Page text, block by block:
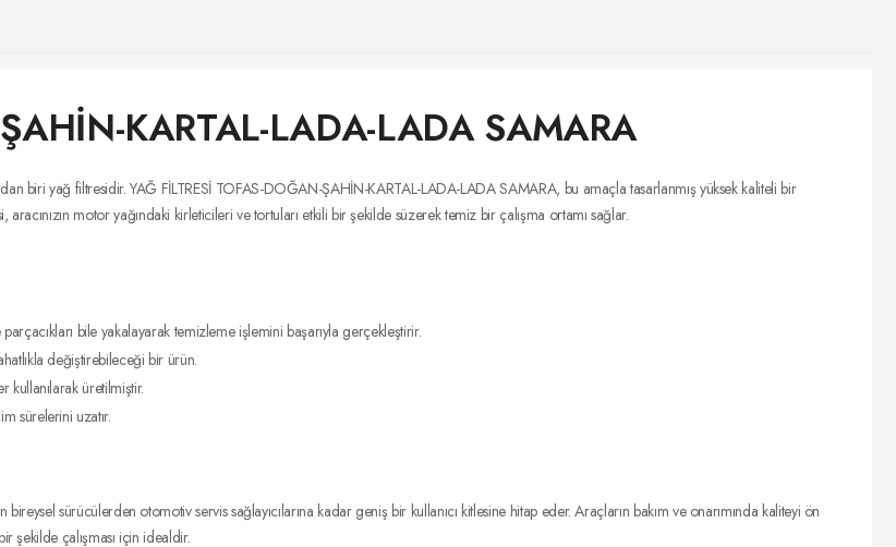
KARTAL-LADA-LADA SAMARA
biri yağ filtresidir. YAĞ FİLTRESİ TOFAS-DOĞAN-ŞAHİN-KARTAL-LADA-LADA SAMARA, bu amaçla tasarlanmış yüksek kaliteli bir
motor yağındaki kirleticileri ve tortuları etkili bir şekilde süzerek temiz bir çalışma ortamı sağlar.
bile yakalayarak temizleme işlemini başarıyla gerçekleştirir.
değiştirebileceği bir ürün.
kullanılarak üretilmiştir.
sürelerini uzatır.
sürücülerden otomotiv servis sağlayıcılarına kadar geniş bir kullanıcı kitlesine hitap eder. Araçların bakım ve onarımında kaliteyi ön
şekilde çalışması için idealdir.